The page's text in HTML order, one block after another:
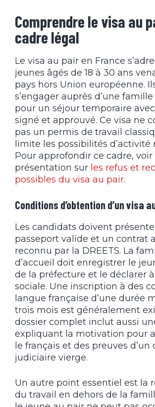
Comprendre le visa au
cadre légal
Le visa au pair en France
jeunes âgés de 18 à 30 ans
pays hors Union européenne.
s’engager auprès d’une
pour un séjour temporaire
signé et approuvé. Ce visa ne
pas un permis de travail
limite les possibilités d’activité
Pour approfondir ce cadre,
présentation sur les refus et
possibles du visa au pair.
Conditions d’obtention d’un visa
Les candidats doivent
passeport valide et un contrat
reconnu par la DREETS. La
d’accueil doit enregistrer le
de la préfecture et le déclarer
sociale. Une inscription à des
langue française d’une durée
trois mois est généralement
dossier complet inclut aussi
expliquant la motivation pour
le français et des preuves d’un
judiciaire vierge.
Un autre point essentiel est la
du travail en dehors de la